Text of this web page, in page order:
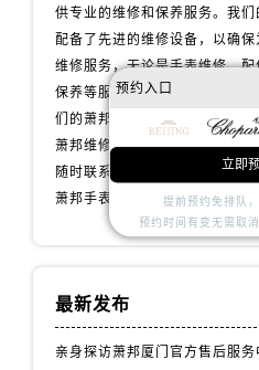
供专业的维修和保养服务。我
配备了先进的维修设备，以确
维修服务，无论是手表维修、
保养等服务，我们都会用心对
们的萧邦维修保养服务网点遍
萧邦维修中心选择。如果您有
随时联系我们的客服团队，我
萧邦手表维修保养服务。
最新发布
预约入口
立即
提前预约免排队
预约时间有变无需取